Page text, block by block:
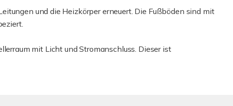
und die Heizkörper erneuert. Die Fußböden sind mit
mit Licht und Stromanschluss. Dieser ist